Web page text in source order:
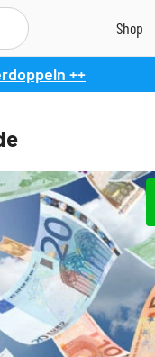
++